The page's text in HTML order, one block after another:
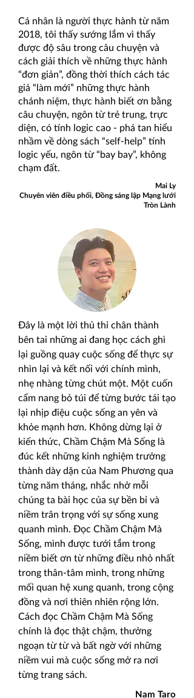
Cá nhân là người thực hành từ năm
2018, tôi thấy sướng lắm vì thấy
được độ sâu trong câu chuyện và
cách giải thích về những thực hành
“đơn giản”, đồng thời thích cách tác
giả “làm mới” những thực hành
chánh niệm, thực hành biết ơn bằng
câu chuyện, ngôn từ trẻ trung, trực
diện, có tính logic cao - phá tan hiểu
nhầm về dòng sách “self-help” tính
logic yếu, ngôn từ “bay bay”, không
chạm đất.
Mai Ly
Chuyên viên điều phối, Đồng sáng lập Mạng lưới
Tròn Lành
Đây là một lời thủ thỉ chân thành
bên tai những ai đang học cách ghì
lại guồng quay cuộc sống để thực sự
nhìn lại và kết nối với chính mình,
nhẹ nhàng từng chút một. Một cuốn
cẩm nang bỏ túi để từng bước tái tạo
lại nhịp điệu cuộc sống an yên và
khỏe mạnh hơn. Không dừng lại ở
kiến thức, Chầm Chậm Mà Sống là
đúc kết những kinh nghiệm trưởng
thành dày dặn của Nam Phương qua
từng năm tháng, nhắc nhở mỗi
chúng ta bài học của sự bền bỉ và
niềm trân trọng với sự sống xung
quanh mình. Đọc Chầm Chậm Mà
Sống, mình được tưới tắm trong
niềm biết ơn từ những điều nhỏ nhất
trong thân-tâm mình, trong những
mối quan hệ xung quanh, trong cộng
đồng và nơi thiên nhiên rộng lớn.
Cách đọc Chầm Chậm Mà Sống
chính là đọc thật chậm, thưởng
ngoạn từ từ và bất ngờ với những
niềm vui mà cuộc sống mở ra nơi
từng trang sách.
Nam Taro